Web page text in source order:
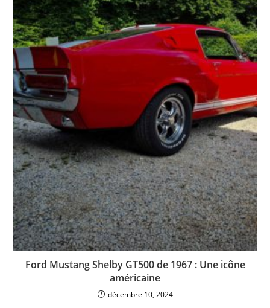
Ford Mustang Shelby GT500 de 1967 : Une icône
américaine
décembre 10, 2024